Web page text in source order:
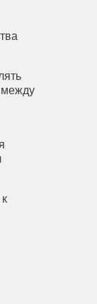
между